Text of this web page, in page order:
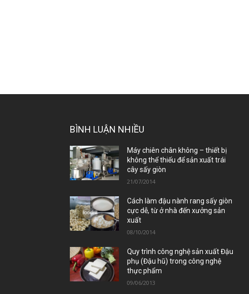
BÌNH LUẬN NHIỀU
Máy chiên chân không – thiết bị
không thể thiếu để sản xuất trái
cây sấy giòn
21/07/2014
Cách làm đậu nành rang sấy giòn
cực dễ, từ ở nhà đến xưởng sản
xuất
08/10/2014
Quy trình công nghệ sản xuất Đậu
phụ (Đậu hũ) trong công nghệ
thực phẩm
09/06/2013